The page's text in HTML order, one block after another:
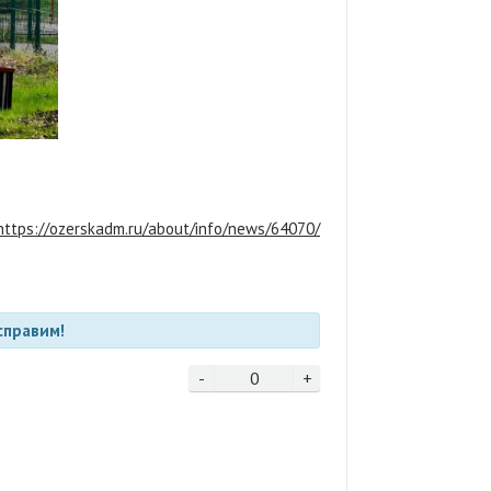
ozerskadm.ru/about/info/news/64070/
- 0 +